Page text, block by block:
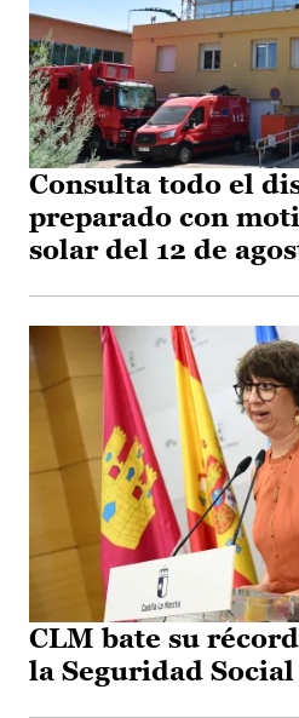
Consulta todo el
preparado con
solar del 12 de
CLM bate su
la Seguridad Social